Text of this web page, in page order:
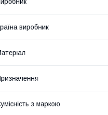
виробник
з маркою